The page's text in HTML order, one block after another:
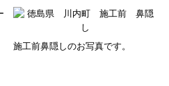
施工前鼻隠しのお写真です。